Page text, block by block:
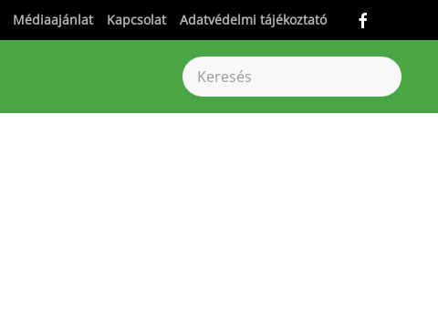
Médiaajánlat Kapcsolat Adatvédelmi tájékoztató